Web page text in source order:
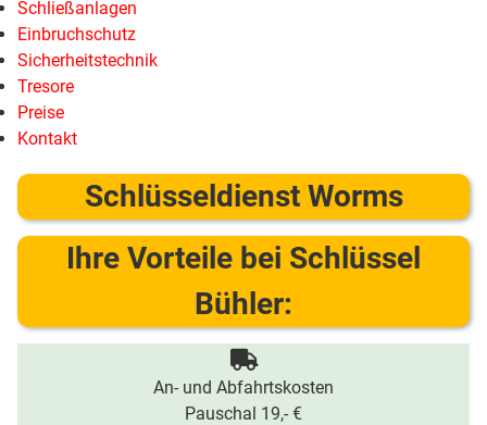
Schließanlagen
Einbruchschutz
Sicherheitstechnik
Tresore
Preise
Kontakt
Schlüsseldienst Worms
Ihre Vorteile bei Schlüssel
Bühler:
An- und Abfahrtskosten
Pauschal 19,- €